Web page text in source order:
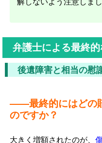
解しないよう注意しまし
弁護士による最終
後遺障害と相当の慰
――最終的にはどの
のですか？
大きく増額されたのが、